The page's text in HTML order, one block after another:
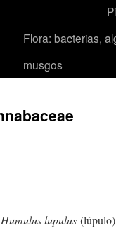
Flora: bacterias,
musgos
Humulus lupulus